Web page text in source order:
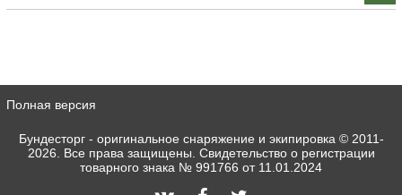
Полная версия
Бундесторг - оригинальное снаряжение и экипировка © 2011-
2026. Все права защищены. Свидетельство о регистрации
товарного знака № 991766 от 11.01.2024